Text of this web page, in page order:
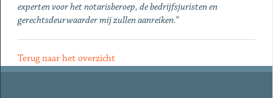
experten voor het notarisberoep, de bedrijfsjuristen en
gerechtsdeurwaarder mij zullen aanreiken.”
Terug naar het overzicht